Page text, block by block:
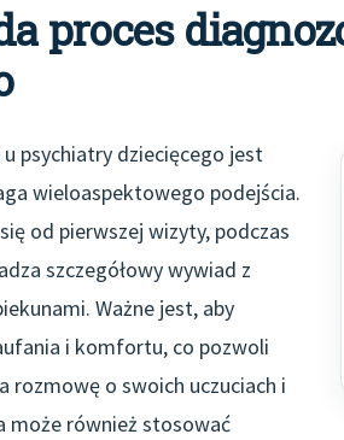
proces
psychiatry dziecięcego jest
wieloaspektowego podejścia.
od pierwszej wizyty, podczas
szczegółowy wywiad z
Ważne jest, aby
i komfortu, co pozwoli
rozmowę o swoich uczuciach i
może również stosować